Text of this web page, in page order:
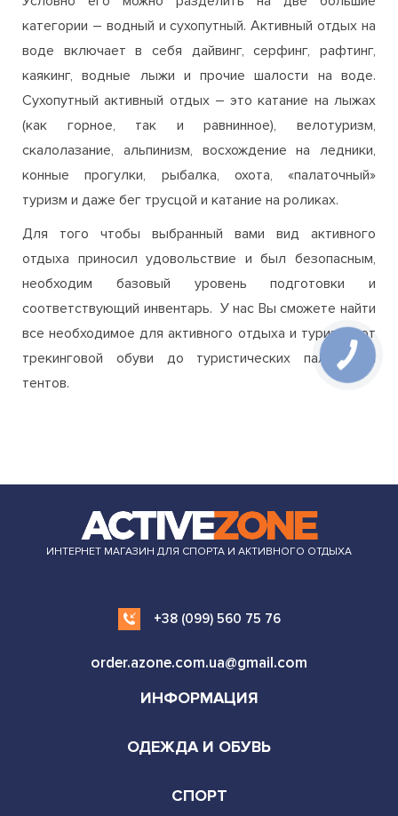
категории – водный и сухопутный. Активный отдых на
воде включает в себя дайвинг, серфинг, рафтинг,
каякинг, водные лыжи и прочие шалости на воде.
Сухопутный активный отдых – это катание на лыжах
(как горное, так и равнинное), велотуризм,
скалолазание, альпинизм, восхождение на ледники,
конные прогулки, рыбалка, охота, «палаточный»
туризм и даже бег трусцой и катание на роликах.
отдыха приносил удовольствие и был безопасным,
необходим базовый уровень подготовки и
соответствующий инвентарь. У нас Вы сможете найти
все необходимое для активного отдыха и туризма: от
трекинговой обуви до туристических палаток и
тентов.
ИНТЕРНЕТ МАГАЗИН ДЛЯ СПОРТА И АКТИВНОГО ОТДЫХА